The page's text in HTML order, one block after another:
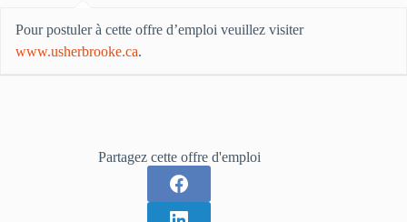
Pour postuler à cette offre d’emploi veuillez visiter
www.usherbrooke.ca.
Partagez cette offre d'emploi